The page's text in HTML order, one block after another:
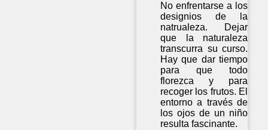
No enfrentarse a los
designios de la
natrualeza. Dejar
que la naturaleza
transcurra su curso.
Hay que dar tiempo
para que todo
florezca y para
recoger los frutos. El
entorno a través de
los ojos de un niño
resulta fascinante.